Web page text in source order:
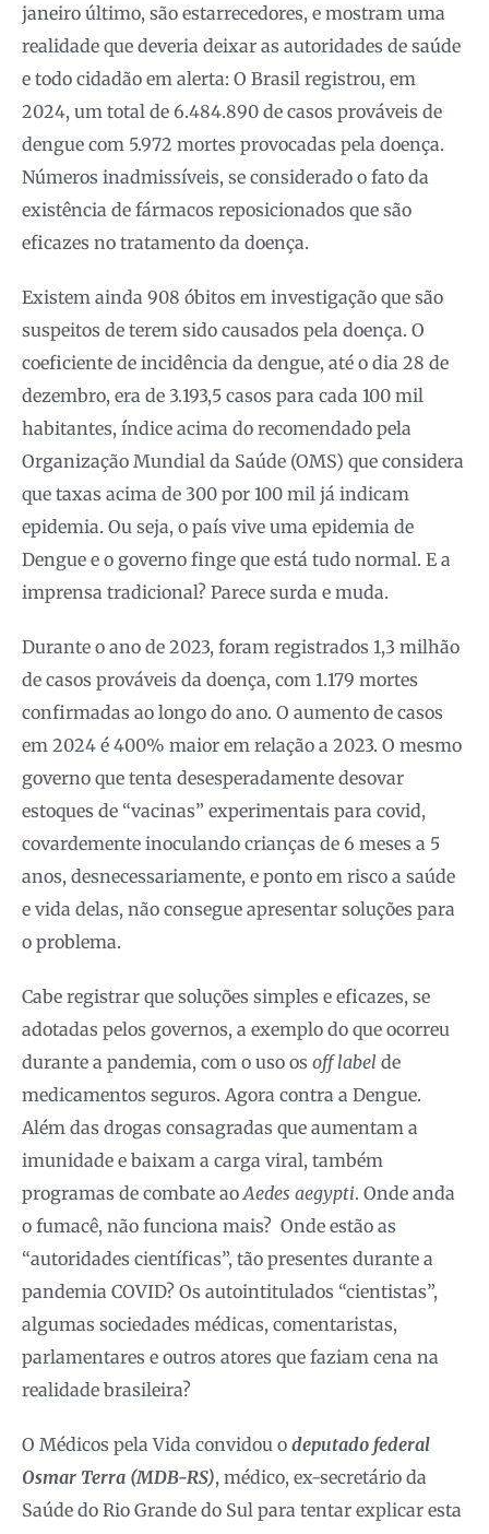
janeiro último, são estarrecedores, e mostram uma
realidade que deveria deixar as autoridades de saúde
e todo cidadão em alerta: O Brasil registrou, em
2024, um total de 6.484.890 de casos prováveis de
dengue com 5.972 mortes provocadas pela doença.
Números inadmissíveis, se considerado o fato da
existência de fármacos reposicionados que são
eficazes no tratamento da doença.
Existem ainda 908 óbitos em investigação que são
suspeitos de terem sido causados pela doença. O
coeficiente de incidência da dengue, até o dia 28 de
dezembro, era de 3.193,5 casos para cada 100 mil
habitantes, índice acima do recomendado pela
Organização Mundial da Saúde (OMS) que considera
que taxas acima de 300 por 100 mil já indicam
epidemia. Ou seja, o país vive uma epidemia de
Dengue e o governo finge que está tudo normal. E a
imprensa tradicional? Parece surda e muda.
Durante o ano de 2023, foram registrados 1,3 milhão
de casos prováveis da doença, com 1.179 mortes
confirmadas ao longo do ano. O aumento de casos
em 2024 é 400% maior em relação a 2023. O mesmo
governo que tenta desesperadamente desovar
estoques de “vacinas” experimentais para covid,
covardemente inoculando crianças de 6 meses a 5
anos, desnecessariamente, e ponto em risco a saúde
e vida delas, não consegue apresentar soluções para
o problema.
Cabe registrar que soluções simples e eficazes, se
adotadas pelos governos, a exemplo do que ocorreu
durante a pandemia, com o uso os off label de
medicamentos seguros. Agora contra a Dengue.
Além das drogas consagradas que aumentam a
imunidade e baixam a carga viral, também
programas de combate ao Aedes aegypti. Onde anda
o fumacê, não funciona mais? Onde estão as
“autoridades científicas”, tão presentes durante a
pandemia COVID? Os autointitulados “cientistas”,
algumas sociedades médicas, comentaristas,
parlamentares e outros atores que faziam cena na
realidade brasileira?
O Médicos pela Vida convidou o deputado federal
Osmar Terra (MDB-RS), médico, ex-secretário da
Saúde do Rio Grande do Sul para tentar explicar esta